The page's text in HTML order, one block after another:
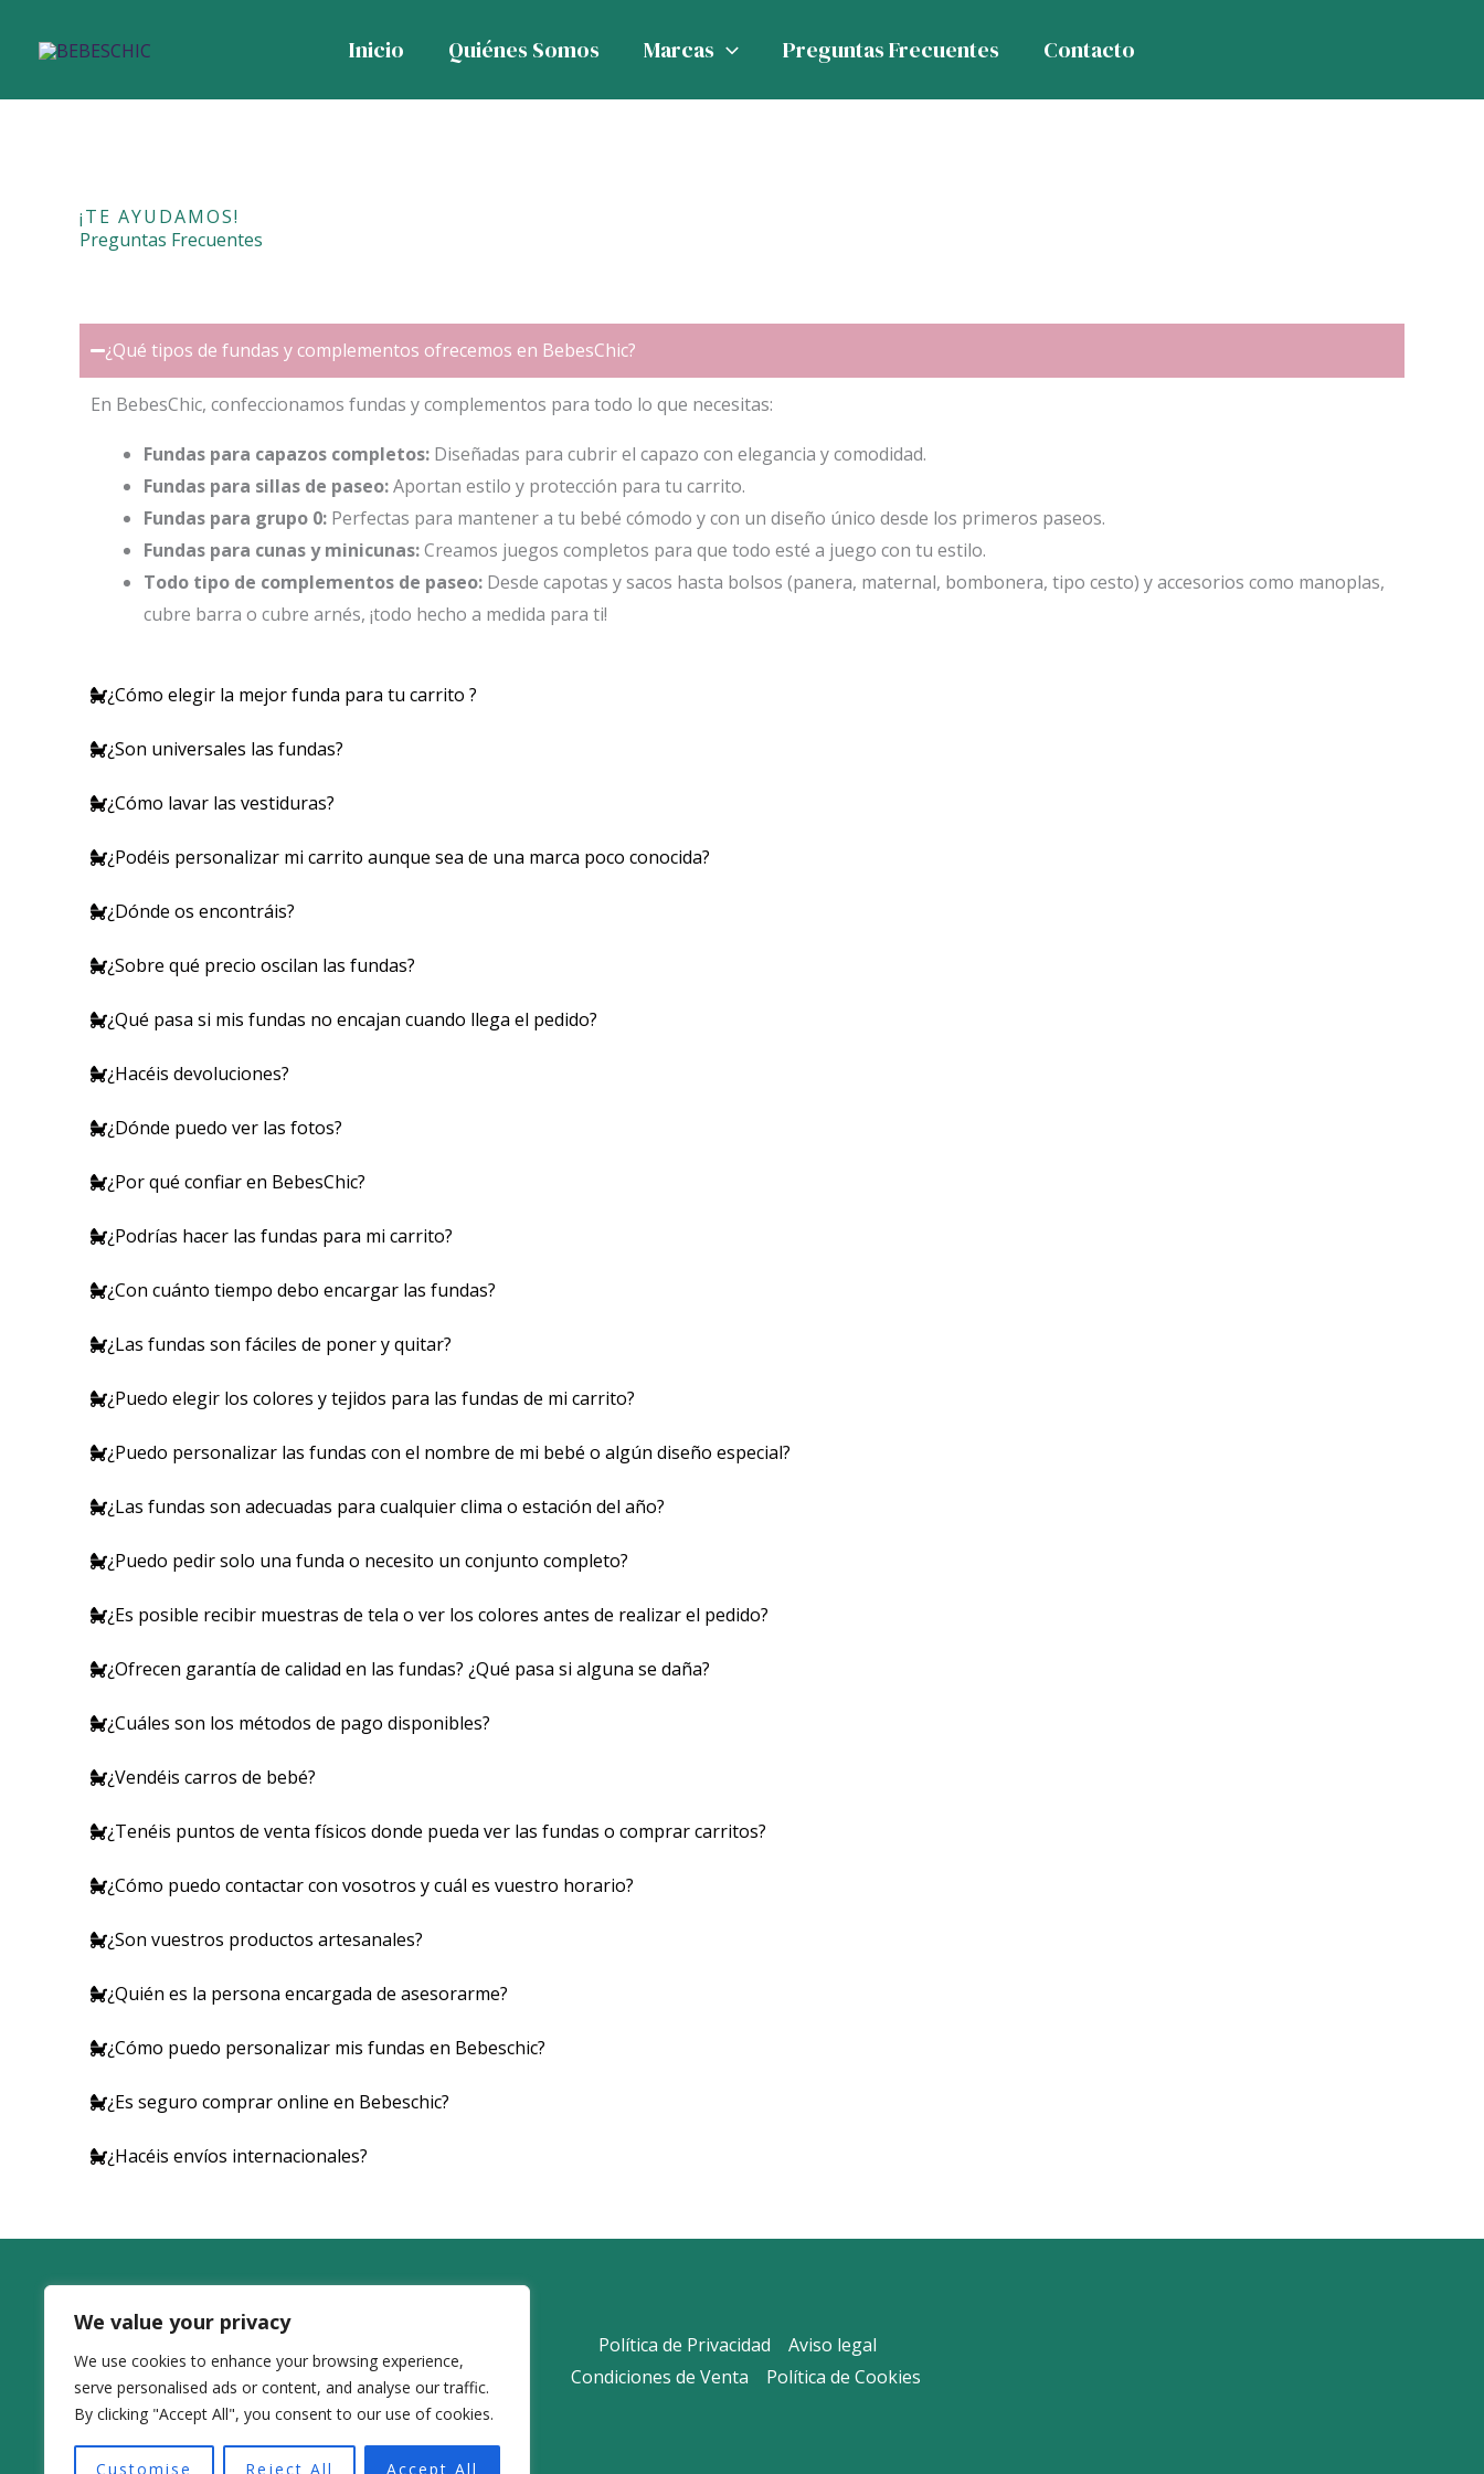
We value your privacy
We use cookies to enhance your browsing experience,
serve personalised ads or content, and analyse our traffic.
By clicking "Accept All", you consent to our use of cookies.
Customise Reject All Accept All
Inicio Quiénes Somos Marcas Preguntas Frecuentes Contacto
¡TE AYUDAMOS!
Preguntas Frecuentes
¿Qué tipos de fundas y complementos ofrecemos en BebesChic?
En BebesChic, confeccionamos fundas y complementos para todo lo que necesitas:
Fundas para capazos completos: Diseñadas para cubrir el capazo con elegancia y comodidad.
Fundas para sillas de paseo:Aportan estilo y protección para tu carrito.
Fundas para grupo 0: Perfectas para mantener a tu bebé cómodo y con un diseño único desde los primeros paseos.
Fundas para cunas y minicunas:Creamos juegos completos para que todo esté a juego con tu estilo.
Todo tipo de complementos de paseo: Desde capotas y sacos hasta bolsos (panera, maternal, bombonera, tipo cesto) y accesorios como manoplas,
cubre barra o cubre arnés, ¡todo hecho a medida para ti!
¿Cómo elegir la mejor funda para tu carrito ?
¿Son universales las fundas?
¿Cómo lavar las vestiduras?
¿Podéis personalizar mi carrito aunque sea de una marca poco conocida?
¿Dónde os encontráis?
¿Sobre qué precio oscilan las fundas?
¿Qué pasa si mis fundas no encajan cuando llega el pedido?
¿Hacéis devoluciones?
¿Dónde puedo ver las fotos?
¿Por qué confiar en BebesChic?
¿Podrías hacer las fundas para mi carrito?
¿Con cuánto tiempo debo encargar las fundas?
¿Las fundas son fáciles de poner y quitar?
¿Puedo elegir los colores y tejidos para las fundas de mi carrito?
¿Puedo personalizar las fundas con el nombre de mi bebé o algún diseño especial?
¿Las fundas son adecuadas para cualquier clima o estación del año?
¿Puedo pedir solo una funda o necesito un conjunto completo?
¿Es posible recibir muestras de tela o ver los colores antes de realizar el pedido?
¿Ofrecen garantía de calidad en las fundas? ¿Qué pasa si alguna se daña?
¿Cuáles son los métodos de pago disponibles?
¿Vendéis carros de bebé?
¿Tenéis puntos de venta físicos donde pueda ver las fundas o comprar carritos?
¿Cómo puedo contactar con vosotros y cuál es vuestro horario?
¿Son vuestros productos artesanales?
¿Quién es la persona encargada de asesorarme?
¿Cómo puedo personalizar mis fundas en Bebeschic?
¿Es seguro comprar online en Bebeschic?
¿Hacéis envíos internacionales?
+34 677 84 76 75
Política de Privacidad
Aviso legal
Condiciones de Venta
Política de Cookies